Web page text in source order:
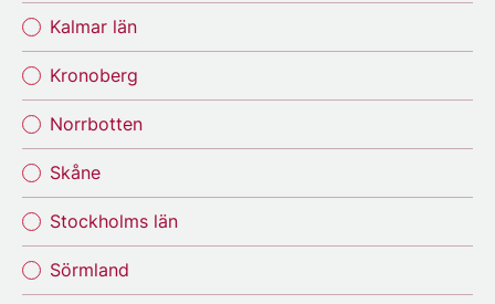
Kalmar län
Kronoberg
Norrbotten
Skåne
Stockholms län
Sörmland